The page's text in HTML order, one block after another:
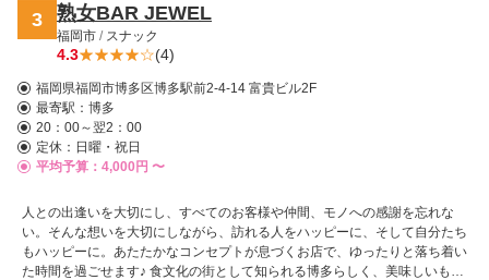
3 熟女BAR JEWEL
福岡市 / スナック
4.3 (4)
福岡県福岡市博多区博多駅前2-4-14 富貴ビル2F
最寄駅： 博多
20：00～翌2：00
定休：日曜・祝日
平均予算：4,000円 〜
人との出逢いを大切にし、すべてのお客様や仲間、モノへの感謝を忘れな
い。そんな想いを大切にしながら、訪れる人をハッピーに、そして自分たち
もハッピーに。あたたかなコンセプトが息づくお店で、ゆったりと落ち着い
た時間を過ごせます♪ 食文化の街として知られる博多らしく、美味しいもの